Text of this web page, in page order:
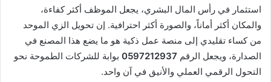
استثمار في رأس المال البشري، يجعل الموظف أكثر كفاءة،
والمكان أكثر أماناً، والصورة أكثر احترافية. إن تحويل الزي الموحد
من كساء تقليدي إلى منصة عمل ذكية هو ما يضع هذا المصنع في
الصدارة، ويجعل الرقم 0597212937 بوابة للشركات الطموحة نحو
التحول الرقمي العملي والأنيق في آن واحد.